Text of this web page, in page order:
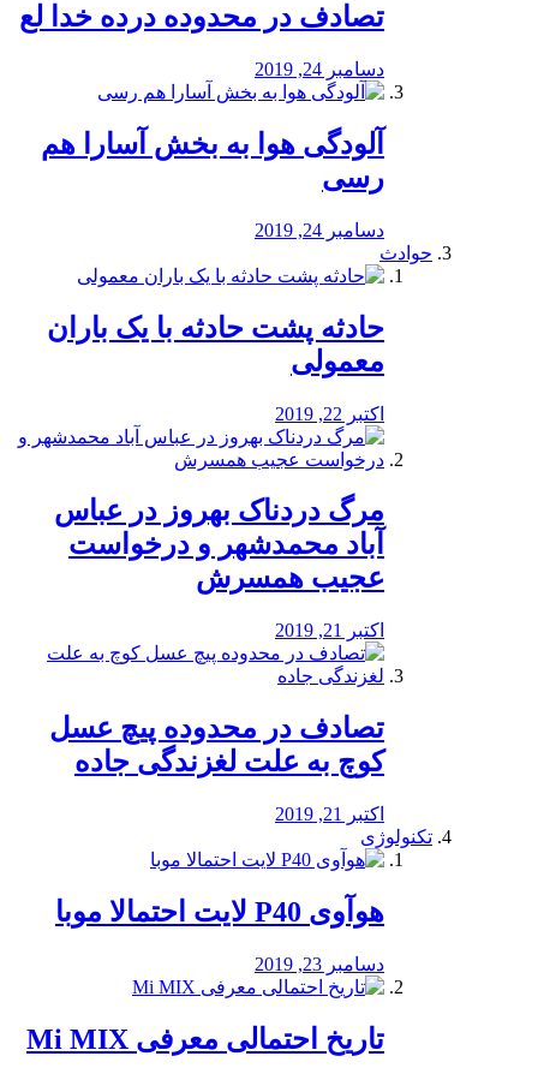
تصادف در محدوده درده خدا لع
دسامبر 24, 2019
آلودگی هوا به بخش آسارا هم
رسی
دسامبر 24, 2019
حوادث
️حادثه پشت حادثه با یک باران
معمولی
اکتبر 22, 2019
مرگ دردناک بهروز در عباس
آباد محمدشهر و درخواست
عجیب همسرش
اکتبر 21, 2019
تصادف در محدوده پیچ عسل
کوچ به علت لغزندگی جاده
اکتبر 21, 2019
تکنولوژی
هوآوی P40 لایت احتمالا موبا
دسامبر 23, 2019
تاریخ احتمالی معرفی Mi MIX